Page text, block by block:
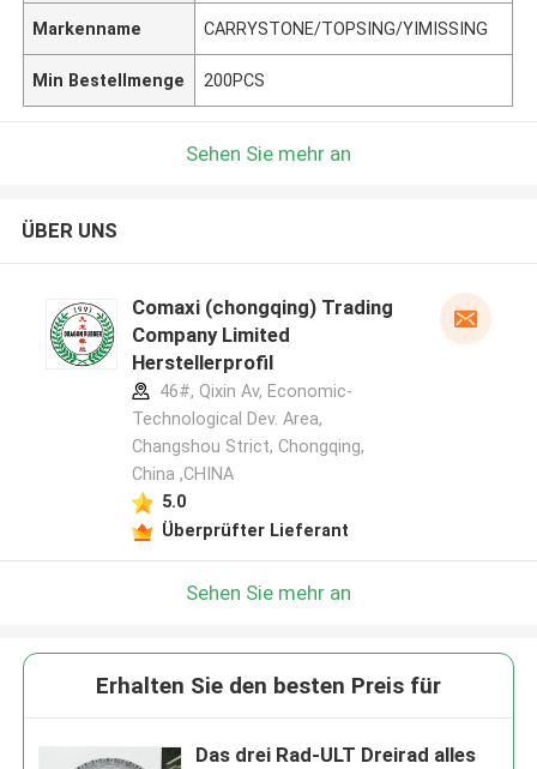
Markenname CARRYSTONE/TOPSING/YIMISSING
Min Bestellmenge 200PCS
Sehen Sie mehr an
ÜBER UNS
Comaxi (chongqing) Trading
Company Limited
Herstellerprofil
46#, Qixin Av, Economic-
Technological Dev. Area,
Changshou Strict, Chongqing,
China ,CHINA
5.0
Überprüfter Lieferant
Sehen Sie mehr an
Erhalten Sie den besten Preis für
Das drei Rad-ULT Dreirad alles